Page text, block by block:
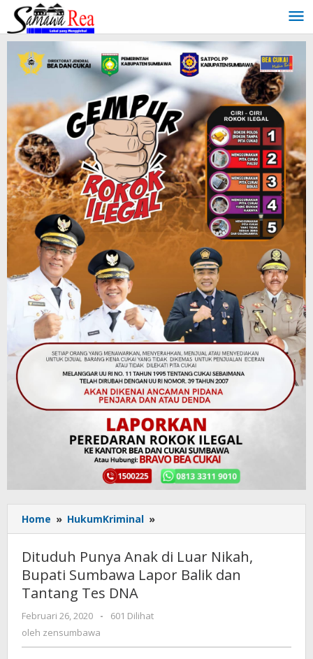
Lewati
konten
Home » HukumKriminal »
Punya
Anak
di
Luar
Balik
Dituduh Punya Anak di Luar Nikah,
Bupati Sumbawa Lapor Balik dan
Tantang Tes DNA
Februari 26, 2020
oleh
-
601 Dilihat
oleh zensumbawa